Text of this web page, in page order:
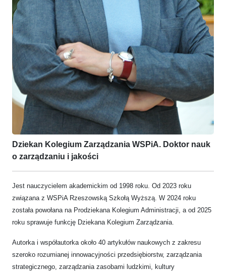
Dziekan Kolegium Zarządzania WSPiA. Doktor nauk
o zarządzaniu i jakości
Jest nauczycielem akademickim od 1998 roku. Od 2023 roku
związana z WSPiA Rzeszowską Szkołą Wyższą. W 2024 roku
została powołana na Prodziekana Kolegium Administracji, a od 2025
roku sprawuje funkcję Dziekana Kolegium Zarządzania.
Autorka i współautorka około 40 artykułów naukowych z zakresu
szeroko rozumianej innowacyjności przedsiębiorstw, zarządzania
strategicznego, zarządzania zasobami ludzkimi, kultury